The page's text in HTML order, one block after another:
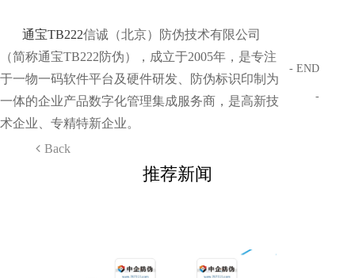
通宝TB222信诚（北京）防伪技术有限公司
（简称通宝TB222防伪），成立于2005年，是专注
于一物一码软件平台及硬件研发、防伪标识印制为
一体的企业产品数字化管理集成服务商，是高新技
术企业、专精特新企业。
Back
- END
-
推荐新闻